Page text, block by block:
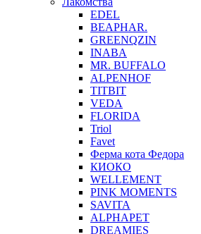
EDEL
BEAPHAR.
GREENQZIN
INABA
MR. BUFFALO
ALPENHOF
TITBIT
VEDA
FLORIDA
Triol
Favet
Ферма кота Федора
КИОКО
WELLEMENT
PINK MOMENTS
SAVITA
ALPHAPET
DREAMIES